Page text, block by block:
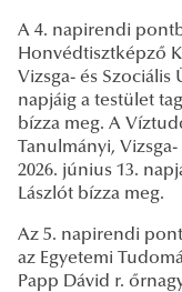
A 4. napirendi
Honvédtisztképző
Vizsga- és Szociális
napjáig a testület
bízza meg. A
Tanulmányi,
2026. június 13.
Lászlót bízza meg.
Az 5. napirendi
az Egyetemi
Papp Dávid r.